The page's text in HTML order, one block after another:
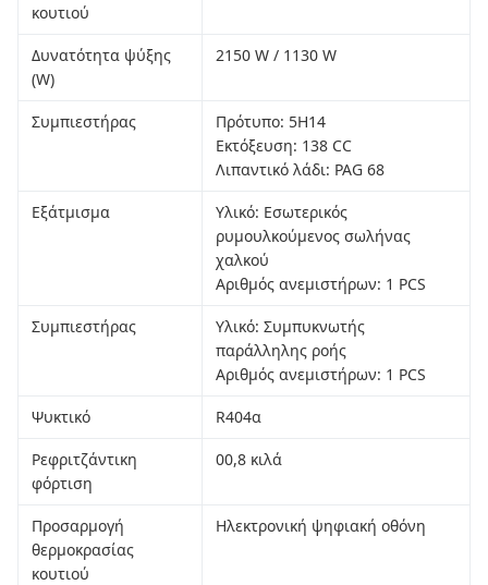
κουτιού
Δυνατότητα ψύξης
(W)
2150 W / 1130 W
Συμπιεστήρας
Πρότυπο: 5H14
Εκτόξευση: 138 CC
Λιπαντικό λάδι: PAG 68
Εξάτμισμα
Υλικό: Εσωτερικός
ρυμουλκούμενος σωλήνας
χαλκού
Αριθμός ανεμιστήρων: 1 PCS
Συμπιεστήρας
Υλικό: Συμπυκνωτής
παράλληλης ροής
Αριθμός ανεμιστήρων: 1 PCS
Ψυκτικό R404α
Ρεφριτζάντικη
φόρτιση
00,8 κιλά
Προσαρμογή
θερμοκρασίας
κουτιού
Ηλεκτρονική ψηφιακή οθόνη